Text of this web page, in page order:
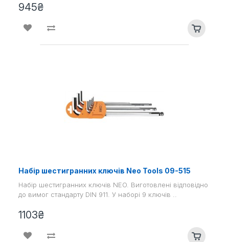
945₴
Набір шестигранних ключів Neo Tools 09-515
Набір шестигранних ключів NEO. Виготовлені відповідно
до вимог стандарту DIN 911. У наборі 9 ключів ..
1103₴